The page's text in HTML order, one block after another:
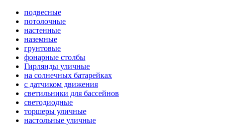
подвесные
потолочные
настенные
наземные
грунтовые
фонарные столбы
Гирлянды уличные
на солнечных батарейках
с датчиком движения
светильники для бассейнов
светодиодные
торшеры уличные
настольные уличные